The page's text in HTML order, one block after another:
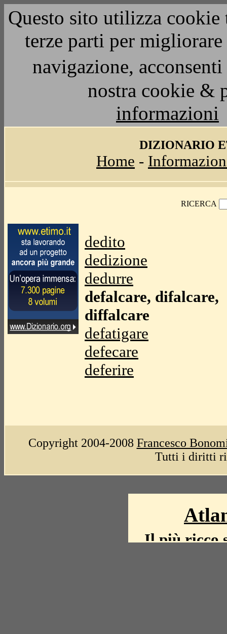
Questo sito utilizza
terze parti per
navigazione,
nostra cookie &
informazioni
DIZIONARIO
Home -
RICERCA
dedito
dedizione
dedurre
defalcare, difalcare,
diffalcare
defatigare
defecare
deferire
Copyright 2004-2008 Francesco
Tutti i diritti
Il più ricco